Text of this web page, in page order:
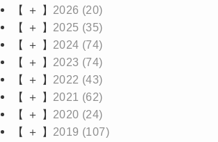
【 ＋ 】 2026 (20)
【 ＋ 】 2025 (35)
【 ＋ 】 2024 (74)
【 ＋ 】 2023 (74)
【 ＋ 】 2022 (43)
【 ＋ 】 2021 (62)
【 ＋ 】 2020 (24)
【 ＋ 】 2019 (107)